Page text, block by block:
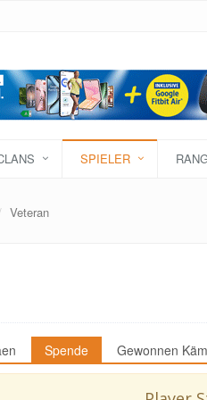
SPIELER
Veteran
Spende Gewonnen